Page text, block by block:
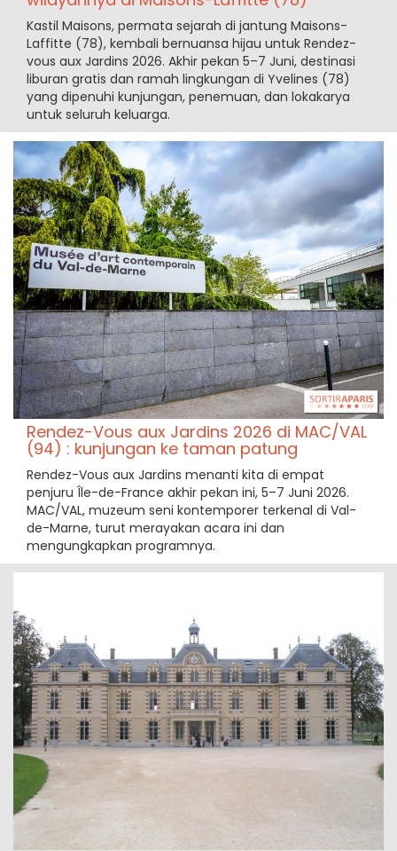
Kastil Maisons, permata sejarah di jantung Maisons-
Laffitte (78), kembali bernuansa hijau untuk Rendez-
vous aux Jardins 2026. Akhir pekan 5–7 Juni, destinasi
liburan gratis dan ramah lingkungan di Yvelines (78)
yang dipenuhi kunjungan, penemuan, dan lokakarya
untuk seluruh keluarga.
Rendez-Vous aux Jardins 2026 di MAC/VAL
(94) : kunjungan ke taman patung
Rendez-Vous aux Jardins menanti kita di empat
penjuru Île-de-France akhir pekan ini, 5–7 Juni 2026.
MAC/VAL, muzeum seni kontemporer terkenal di Val-
de-Marne, turut merayakan acara ini dan
mengungkapkan programnya.